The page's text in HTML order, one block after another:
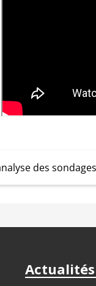
des
Actualités